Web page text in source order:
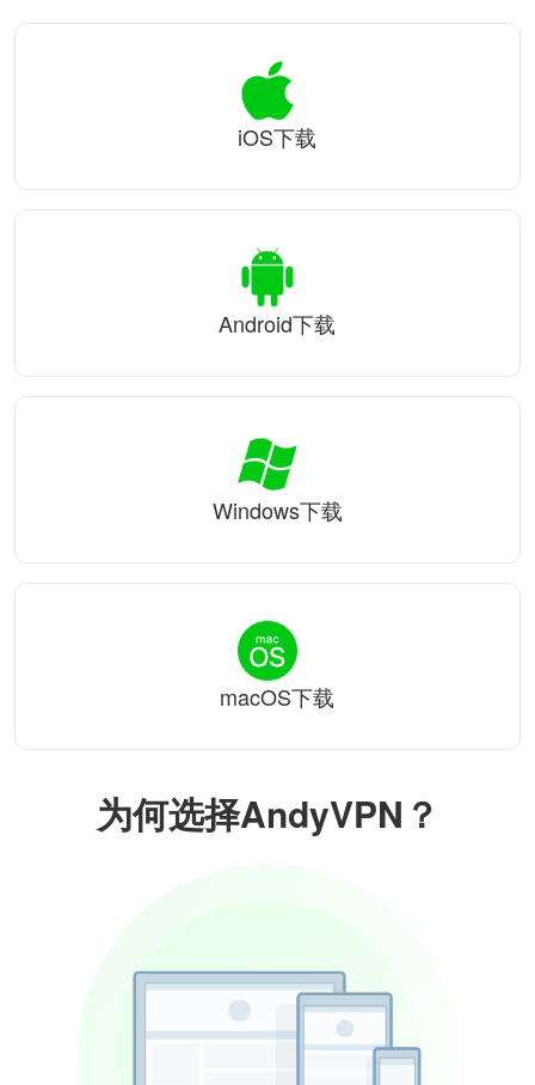
为何选择AndyVPN？
iOS下载
Android下载
Windows下载
macOS下载